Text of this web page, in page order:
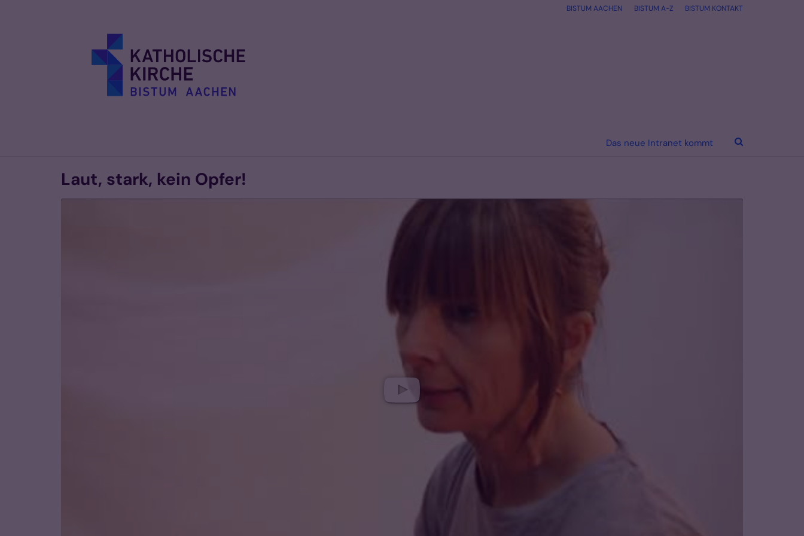
BISTUM AACHEN BISTUM A-Z BISTUM KONTAKT
Das neue Intranet kommt
Laut, stark, kein Opfer!